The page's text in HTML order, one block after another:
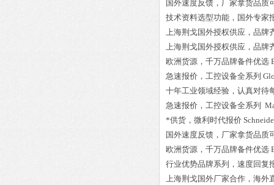
国外速度反馈，厂家拿货品质
技术资料选型功能，国外专家
上海荆戈国外授权供应，品牌
上海荆戈国外授权供应，品牌
欧洲货源，千万品牌备件优选
急速报价，工控设备全系列
十年工业领域经验，认真对待
急速报价，工控设备全系列
*供货，微利时代报价
国外速度反馈，厂家拿货品质
欧洲货源，千万品牌备件优选
行业优势品牌系列，速度回复
上海荆戈国外厂家合作，海外